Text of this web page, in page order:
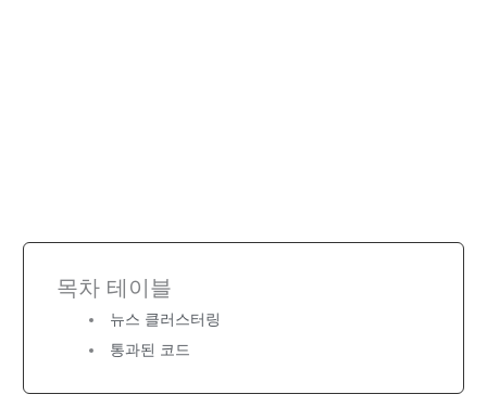
목차 테이블
뉴스 클러스터링
통과된 코드